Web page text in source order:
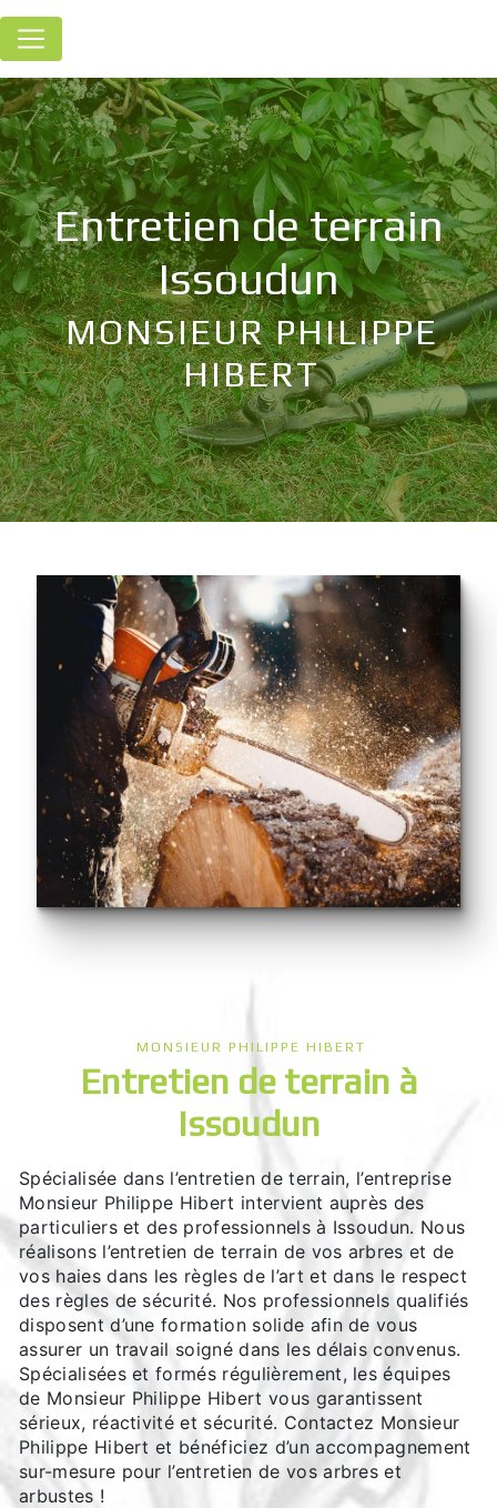
entretien de terrain
Issoudun
MONSIEUR PHILIPPE
HIBERT
MONSIEUR PHILIPPE HIBERT
entretien de terrain à
Issoudun
Spécialisée dans l’entretien de terrain, l’entreprise
Monsieur Philippe Hibert intervient auprès des
particuliers et des professionnels à Issoudun. Nous
réalisons l’entretien de terrain de vos arbres et de
vos haies dans les règles de l’art et dans le respect
des règles de sécurité. Nos professionnels qualifiés
disposent d’une formation solide afin de vous
assurer un travail soigné dans les délais convenus.
Spécialisées et formés régulièrement, les équipes
de Monsieur Philippe Hibert vous garantissent
sérieux, réactivité et sécurité. Contactez Monsieur
Philippe Hibert et bénéficiez d’un accompagnement
sur-mesure pour l’entretien de vos arbres et
arbustes !
Panneau de gestion des cookies